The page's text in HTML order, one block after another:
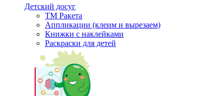
Детский досуг
ТМ Ракета
Аппликации (клеим и вырезаем)
Книжки с наклейками
Раскраски для детей